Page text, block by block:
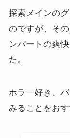
探索メインの
のですが、そ
ンパートの爽
た。
ホラー好き、
みることをおす